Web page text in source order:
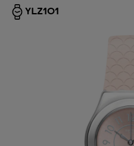
YLZ101